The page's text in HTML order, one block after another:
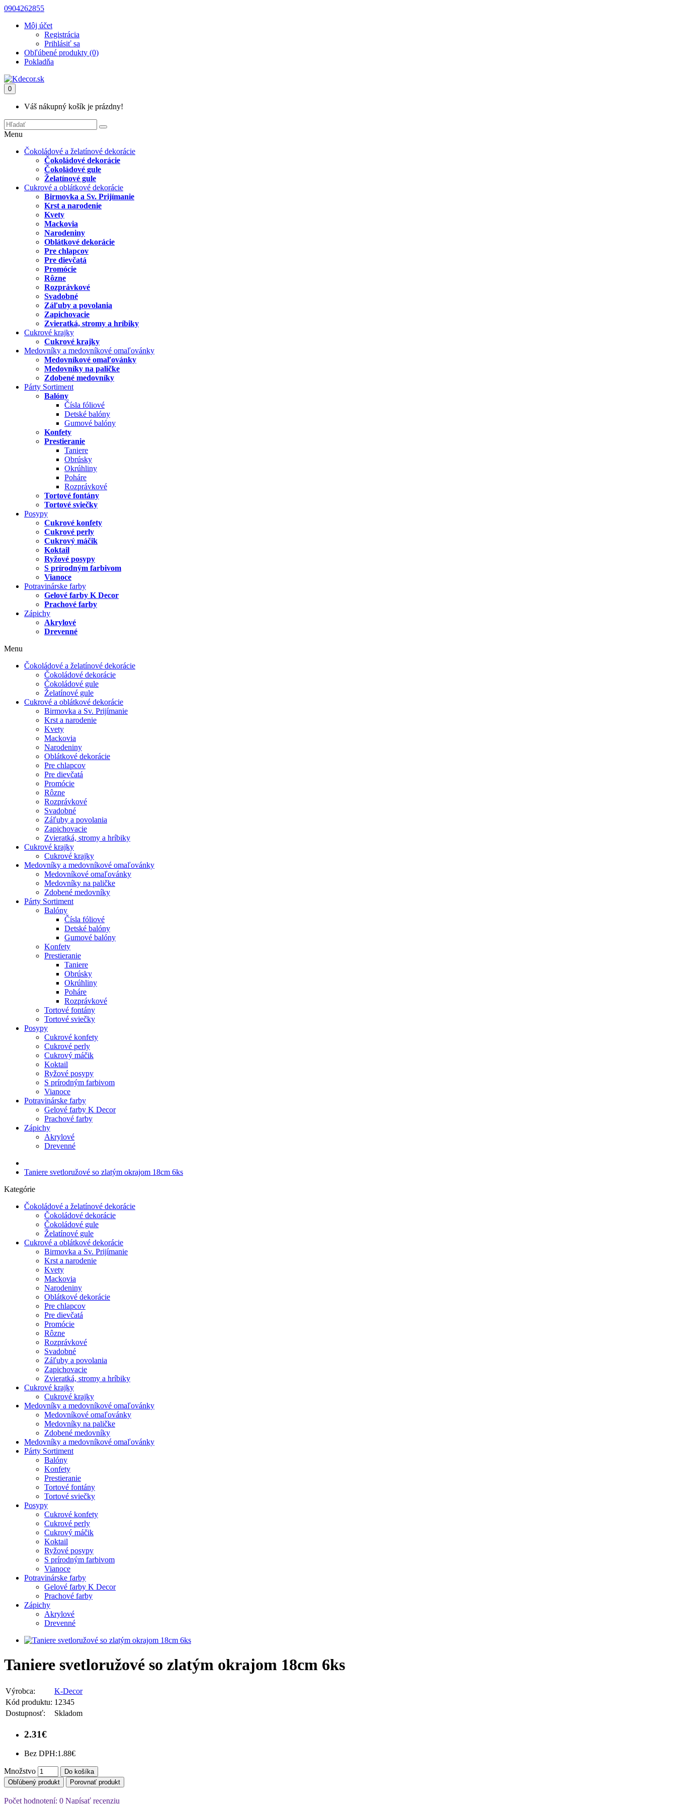
0904262855
Môj účet
Registrácia
Prihlásiť sa
Obľúbené produkty (0)
Pokladňa
0
Váš nákupný košík je prázdny!
Menu
Čokoládové a želatínové dekorácie
Čokoládové dekorácie
Čokoládové gule
Želatínové gule
Cukrové a oblátkové dekorácie
Birmovka a Sv. Prijímanie
Krst a narodenie
Kvety
Mackovia
Narodeniny
Oblátkové dekorácie
Pre chlapcov
Pre dievčatá
Promócie
Rôzne
Rozprávkové
Svadobné
Záľuby a povolania
Zapichovacie
Zvieratká, stromy a hríbiky
Cukrové krajky
Cukrové krajky
Medovníky a medovníkové omaľovánky
Medovníkové omaľovánky
Medovníky na paličke
Zdobené medovníky
Párty Sortiment
Balóny
Čísla fóliové
Detské balóny
Gumové balóny
Konfety
Prestieranie
Taniere
Obrúsky
Okrúhliny
Poháre
Rozprávkové
Tortové fontány
Tortové sviečky
Posypy
Cukrové konfety
Cukrové perly
Cukrový máčik
Koktail
Ryžové posypy
S prírodným farbivom
Vianoce
Potravinárske farby
Gelové farby K Decor
Prachové farby
Zápichy
Akrylové
Drevenné
Menu
Čokoládové a želatínové dekorácie
Čokoládové dekorácie
Čokoládové gule
Želatínové gule
Cukrové a oblátkové dekorácie
Birmovka a Sv. Prijímanie
Krst a narodenie
Kvety
Mackovia
Narodeniny
Oblátkové dekorácie
Pre chlapcov
Pre dievčatá
Promócie
Rôzne
Rozprávkové
Svadobné
Záľuby a povolania
Zapichovacie
Zvieratká, stromy a hríbiky
Cukrové krajky
Cukrové krajky
Medovníky a medovníkové omaľovánky
Medovníkové omaľovánky
Medovníky na paličke
Zdobené medovníky
Párty Sortiment
Balóny
Čísla fóliové
Detské balóny
Gumové balóny
Konfety
Prestieranie
Taniere
Obrúsky
Okrúhliny
Poháre
Rozprávkové
Tortové fontány
Tortové sviečky
Posypy
Cukrové konfety
Cukrové perly
Cukrový máčik
Koktail
Ryžové posypy
S prírodným farbivom
Vianoce
Potravinárske farby
Gelové farby K Decor
Prachové farby
Zápichy
Akrylové
Drevenné
Taniere svetloružové so zlatým okrajom 18cm 6ks
Kategórie
Čokoládové a želatínové dekorácie
Čokoládové dekorácie
Čokoládové gule
Želatínové gule
Cukrové a oblátkové dekorácie
Birmovka a Sv. Prijímanie
Krst a narodenie
Kvety
Mackovia
Narodeniny
Oblátkové dekorácie
Pre chlapcov
Pre dievčatá
Promócie
Rôzne
Rozprávkové
Svadobné
Záľuby a povolania
Zapichovacie
Zvieratká, stromy a hríbiky
Cukrové krajky
Cukrové krajky
Medovníky a medovníkové omaľovánky
Medovníkové omaľovánky
Medovníky na paličke
Zdobené medovníky
Medovníky a medovníkové omaľovánky
Párty Sortiment
Balóny
Konfety
Prestieranie
Tortové fontány
Tortové sviečky
Posypy
Cukrové konfety
Cukrové perly
Cukrový máčik
Koktail
Ryžové posypy
S prírodným farbivom
Vianoce
Potravinárske farby
Gelové farby K Decor
Prachové farby
Zápichy
Akrylové
Drevenné
Taniere svetloružové so zlatým okrajom 18cm 6ks
Výrobca:
K-Decor
Kód produktu: 12345
Dostupnosť:
Skladom
2.31€
Bez DPH:1.88€
Množstvo
Do košíka
Obľúbený produkt
Porovnať produkt
Počet hodnotení: 0 Napísať recenziu